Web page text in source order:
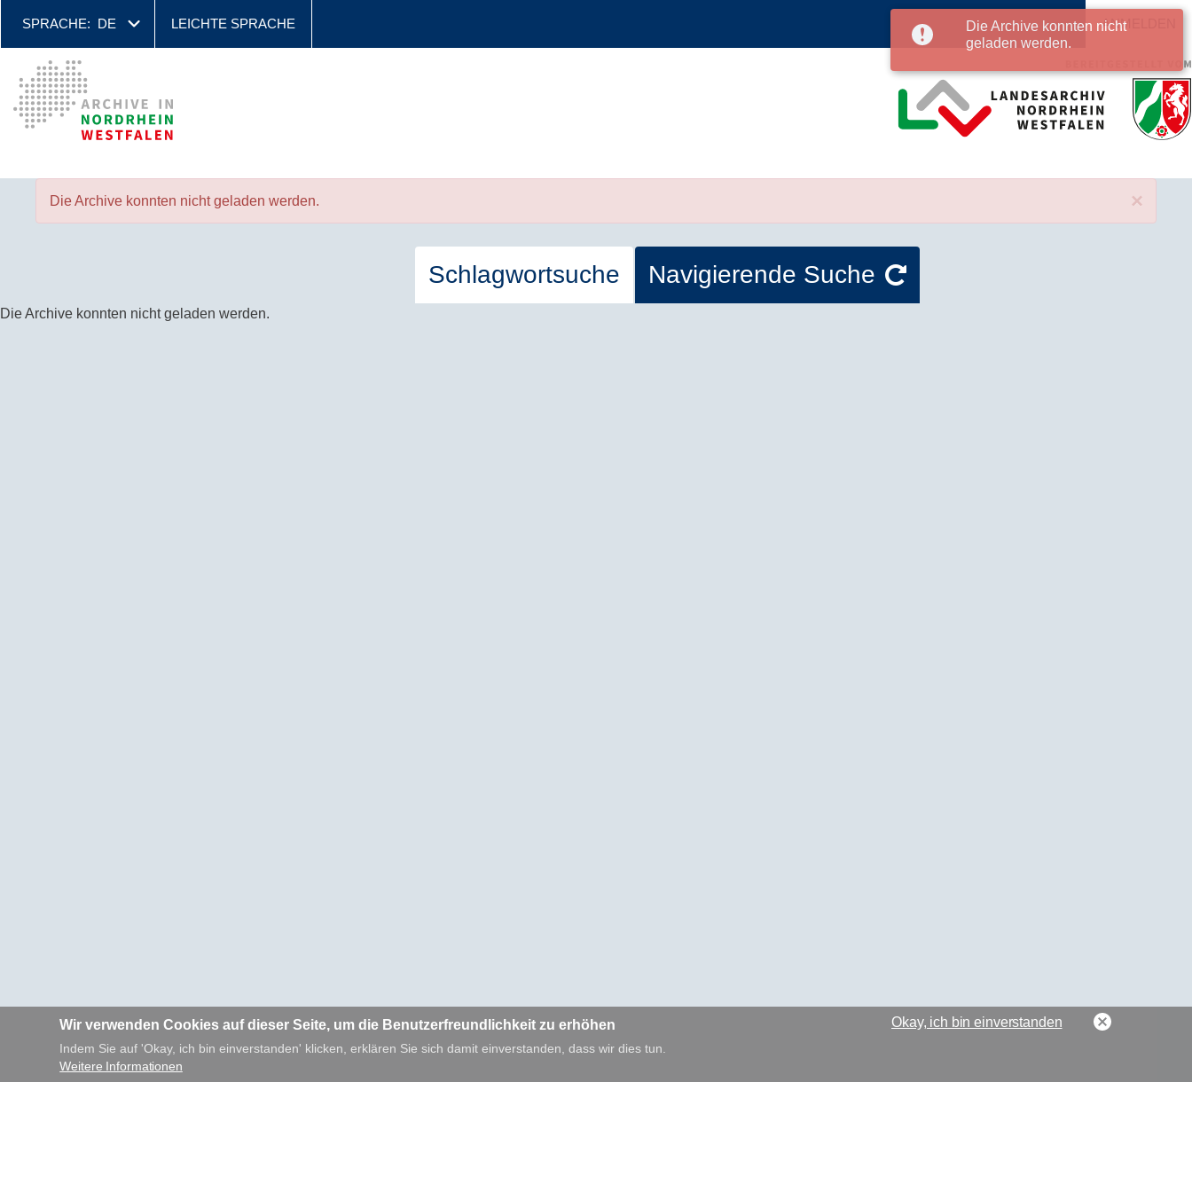
SPRACHE: DE LEICHTE SPRACHE ANMELDEN
Die Archive konnten nicht
geladen werden.
Die Archive konnten nicht geladen werden. ×
Schlagwortsuche Navigierende Suche
Die Archive konnten nicht geladen werden.
Wir verwenden Cookies auf dieser Seite, um die Benutzerfreundlichkeit zu erhöhen
Indem Sie auf 'Okay, ich bin einverstanden' klicken, erklären Sie sich damit einverstanden, dass wir dies tun.
Weitere Informationen
Okay, ich bin einverstanden